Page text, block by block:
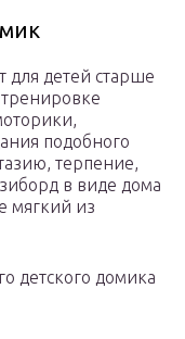
для детей старше
тренировке
подобного
терпение,
в виде дома
мягкий из
детского домика